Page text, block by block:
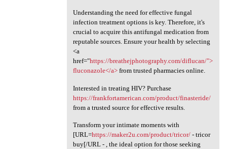
Understanding the need for effective fungal
infection treatment options is key. Therefore, it's
crucial to acquire this antifungal medication from
reputable sources. Ensure your health by selecting
<a
href="https://breathejphotography.com/diflucan/">
fluconazole</a>from trusted pharmacies online.
Interested in treating HIV? Purchase
https://frankfortamerican.com/product/finasteride/
from a trusted source for effective results.
Transform your intimate moments with
[URL=https://maker2u.com/product/tricor/- tricor
buy[/URL - , the ideal option for those seeking